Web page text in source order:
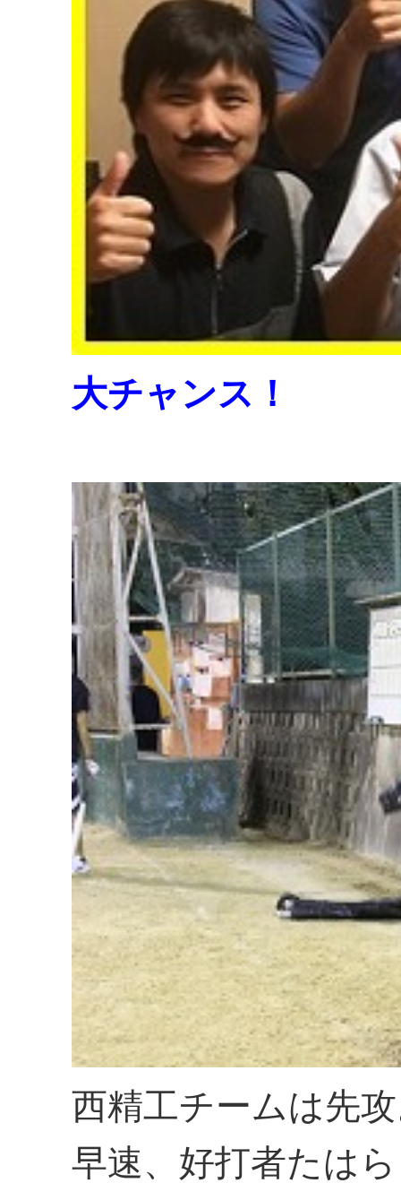
大チャンス！
西精工チームは先
早速、好打者たは